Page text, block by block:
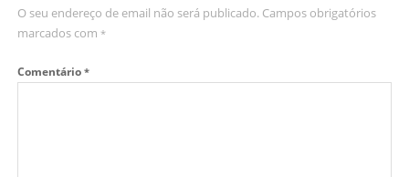
O seu endereço de email não será publicado. Campos obrigatórios
marcados com *
Comentário *